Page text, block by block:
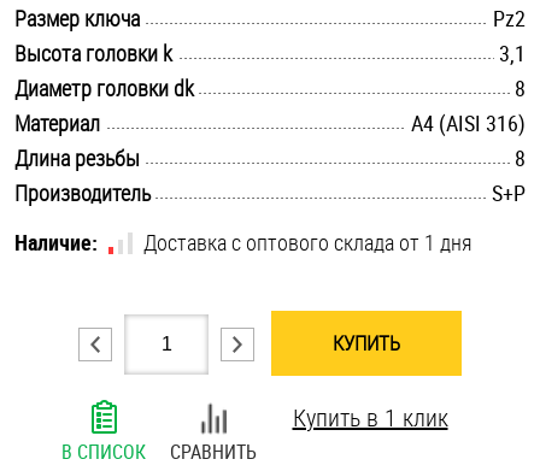
Шайбы
Шпильки
Шплинты
Штифты и пальцы
Размер ключа
Pz2
Высота головки k
3,1
Диаметр головки dk
8
Материал
A4 (AISI 316)
Длина резьбы
8
Производитель
S+P
Наличие:
Доставка с оптового склада от 1 дня
КУПИТЬ
В СПИСОК СРАВНИТЬ
Купить в 1 клик